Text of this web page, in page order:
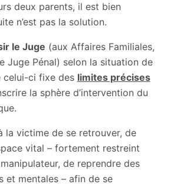
deux parents, il est bien
n’est pas la solution.
le Juge (aux Affaires Familiales,
Juge Pénal) selon la situation de
celui-ci fixe des limites précises
la sphère d’intervention du
la victime de se retrouver, de
vital – fortement restreint
de reprendre des
et mentales – afin de se